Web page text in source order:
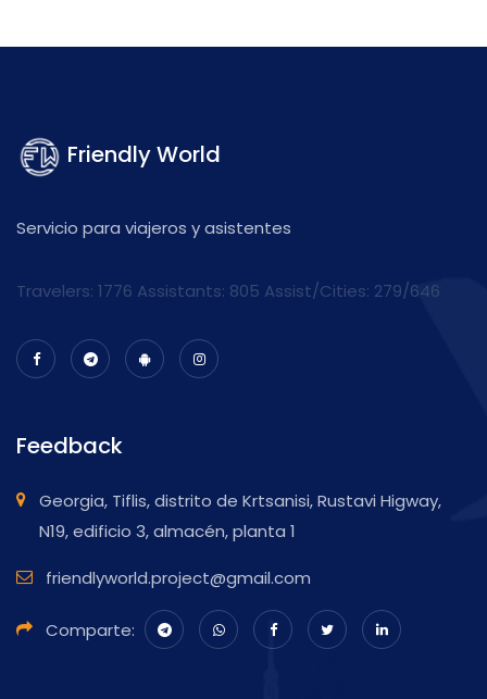
Friendly World
Servicio para viajeros y asistentes
Travelers: 1776 Assistants: 805 Assist/Cities: 279/646
Feedback
Georgia, Tiflis, distrito de Krtsanisi, Rustavi Higway,
N19, edificio 3, almacén, planta 1
friendlyworld.project@gmail.com
Comparte: